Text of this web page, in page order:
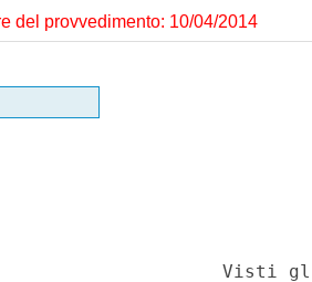
del provvedimento: 10/04/2014